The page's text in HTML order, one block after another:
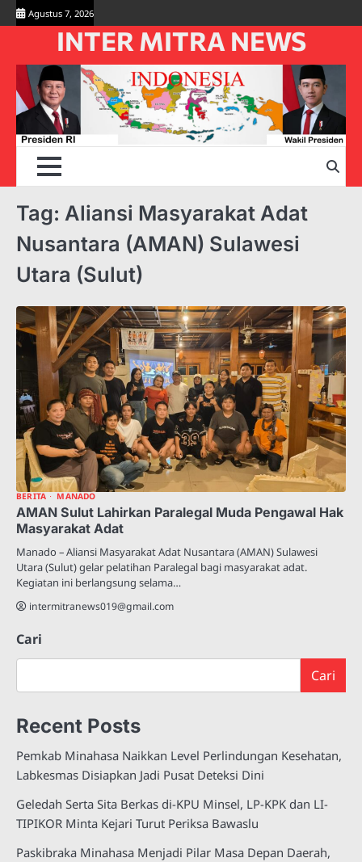
Skip
to
Agustus 7, 2026
INTER MITRA NEWS
Tag: Aliansi Masyarakat Adat
Nusantara (AMAN) Sulawesi
Utara (Sulut)
BERITA MANADO
AMAN Sulut Lahirkan Paralegal Muda Pengawal Hak
Masyarakat Adat
‎Manado – Aliansi Masyarakat Adat Nusantara (AMAN) Sulawesi
Utara (Sulut) gelar pelatihan Paralegal bagi masyarakat adat.
Kegiatan ini berlangsung selama…
intermitranews019@gmail.com
Cari
Cari
Recent Posts
Pemkab Minahasa Naikkan Level Perlindungan Kesehatan,
Labkesmas Disiapkan Jadi Pusat Deteksi Dini
Geledah Serta Sita Berkas di-KPU Minsel, LP-KPK dan LI-
TIPIKOR Minta Kejari Turut Periksa Bawaslu
Paskibraka Minahasa Menjadi Pilar Masa Depan Daerah,